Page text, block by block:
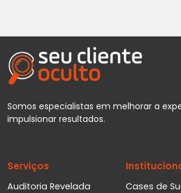
Somos especialistas em melhorar a
impulsionar resultados.
Serviços
Auditoria Revelada
Cases de